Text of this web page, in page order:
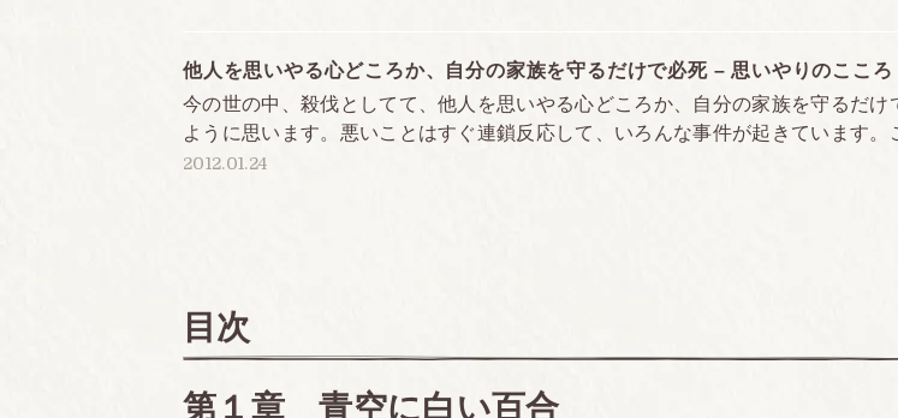
他人を思いやる心どころか、自分の家族を守るだけで必死 – 思いやりのこころ
今の世の中、殺伐としてて、他人を思いやる心どころか、自分の家族を守るだけ
ように思います。悪いことはすぐ連鎖反応して、いろんな事件が起きています。
2012.01.24
目次
第１章 青空に白い百合
四六判
頁数 248ページ